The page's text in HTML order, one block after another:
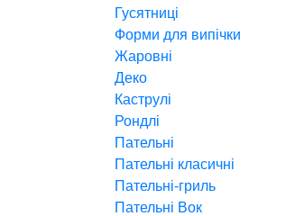
Гусятниці
Форми для випічки
Жаровні
Деко
Каструлі
Рондлі
Пательні
Пательні класичні
Пательні-гриль
Пательні Вок